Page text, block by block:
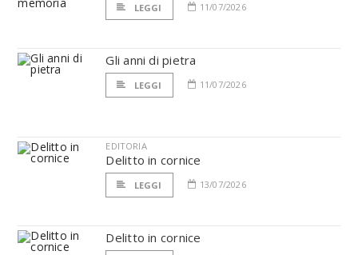
LEGGI 11/07/2026
Gli anni di pietra
LEGGI 11/07/2026
EDITORIA
Delitto in cornice
LEGGI 13/07/2026
Delitto in cornice